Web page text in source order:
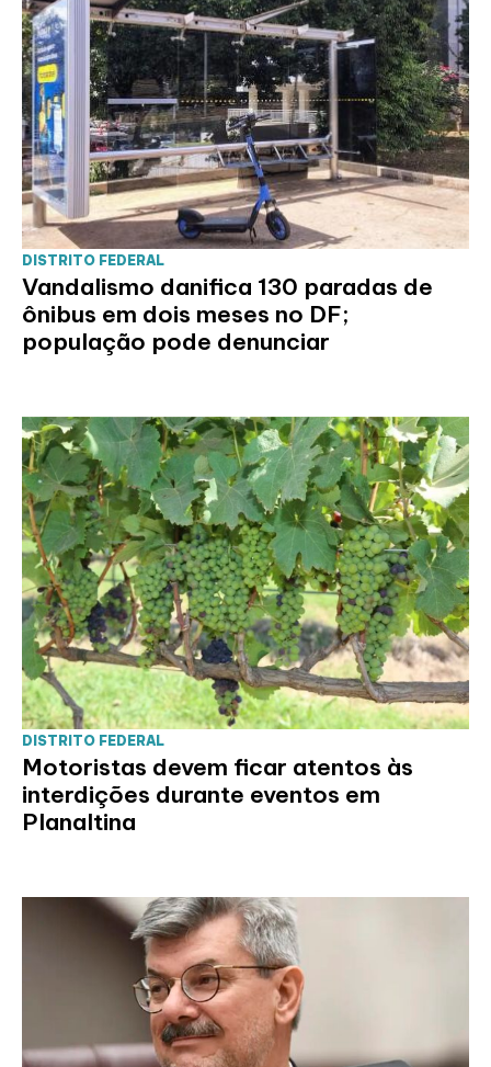
DISTRITO FEDERAL
Vandalismo danifica 130 paradas de
ônibus em dois meses no DF;
população pode denunciar
DISTRITO FEDERAL
Motoristas devem ficar atentos às
interdições durante eventos em
Planaltina